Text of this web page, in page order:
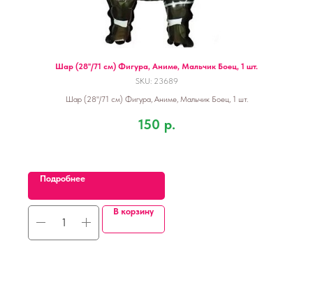
Шар (28''/71 см) Фигура, Аниме, Мальчик Боец, 1 шт.
SKU: 23689
Шар (28''/71 см) Фигура, Аниме, Мальчик Боец, 1 шт.
150 р.
Подробнее
В корзину